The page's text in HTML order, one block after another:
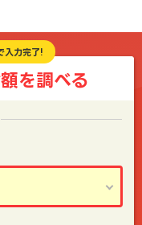
入力完了!
を調べる